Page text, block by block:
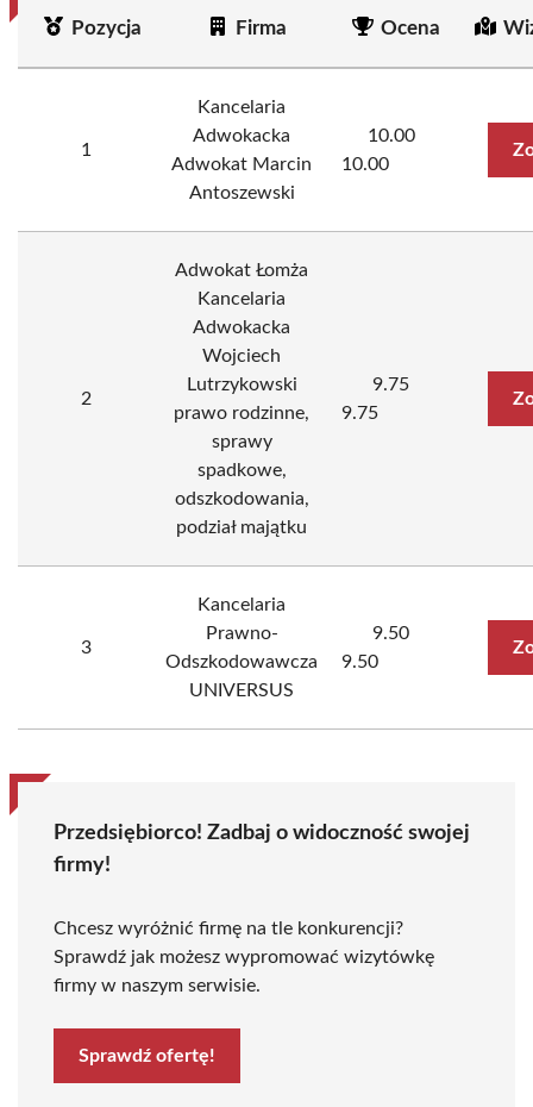
Pozycja Firma Ocena
1
Kancelaria
Adwokacka
Adwokat Marcin
Antoszewski
10.00
10.00
2
Adwokat Łomża
Kancelaria
Adwokacka
Wojciech
Lutrzykowski
prawo rodzinne,
sprawy
spadkowe,
odszkodowania,
podział majątku
9.75
9.75
3
Kancelaria
Prawno-
Odszkodowawcza
UNIVERSUS
9.50
9.50
Przedsiębiorco! Zadbaj o widoczność swojej
firmy!
Chcesz wyróżnić firmę na tle konkurencji?
Sprawdź jak możesz wypromować wizytówkę
firmy w naszym serwisie.
Sprawdź ofertę!